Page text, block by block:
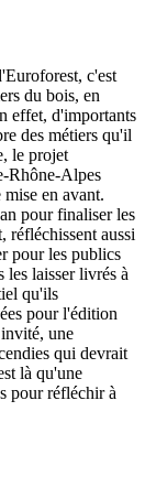
c'est
du bois, en
effet, d'importants
des métiers qu'il
le projet
Rhône-Alpes
en avant.
pour finaliser les
réfléchissent aussi
pour les publics
les laisser livrés à
qu'ils
pour l'édition
une
qui devrait
là qu'une
pour réfléchir à